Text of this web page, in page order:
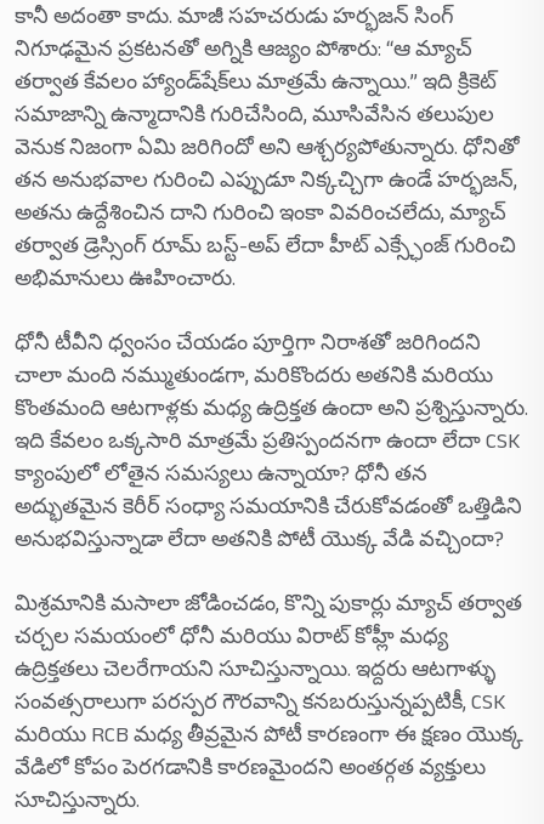
కానీ అదంతా కాదు. మాజీ సహచరుడు హర్భజన్ సింగ్
నిగూఢమైన ప్రకటనతో అగ్నికి ఆజ్యం పోశారు: “ఆ మ్యాచ్
తర్వాత కేవలం హ్యాండ్‌షేక్‌లు మాత్రమే ఉన్నాయి.” ఇది క్రికెట్
సమాజాన్ని ఉన్మాదానికి గురిచేసింది, మూసివేసిన తలుపుల
వెనుక నిజంగా ఏమి జరిగిందో అని ఆశ్చర్యపోతున్నారు. ధోనితో
తన అనుభవాల గురించి ఎప్పుడూ నిక్కచ్చిగా ఉండే హర్భజన్,
అతను ఉద్దేశించిన దాని గురించి ఇంకా వివరించలేదు, మ్యాచ్
తర్వాత డ్రెస్సింగ్ రూమ్ బస్ట్-అప్ లేదా హీట్ ఎక్స్ఛేంజ్ గురించి
అభిమానులు ఊహించారు.
ధోనీ టీవీని ధ్వంసం చేయడం పూర్తిగా నిరాశతో జరిగిందని
చాలా మంది నమ్ముతుండగా, మరికొందరు అతనికి మరియు
కొంతమంది ఆటగాళ్లకు మధ్య ఉద్రిక్తత ఉందా అని ప్రశ్నిస్తున్నారు.
ఇది కేవలం ఒక్కసారి మాత్రమే ప్రతిస్పందనగా ఉందా లేదా CSK
క్యాంపులో లోతైన సమస్యలు ఉన్నాయా? ధోనీ తన
అద్భుతమైన కెరీర్ సంధ్యా సమయానికి చేరుకోవడంతో ఒత్తిడిని
అనుభవిస్తున్నాడా లేదా అతనికి పోటీ యొక్క వేడి వచ్చిందా?
మిశ్రమానికి మసాలా జోడించడం, కొన్ని పుకార్లు మ్యాచ్ తర్వాత
చర్చల సమయంలో ధోనీ మరియు విరాట్ కోహ్లీ మధ్య
ఉద్రిక్తతలు చెలరేగాయని సూచిస్తున్నాయి. ఇద్దరు ఆటగాళ్ళు
సంవత్సరాలుగా పరస్పర గౌరవాన్ని కనబరుస్తున్నప్పటికీ, CSK
మరియు RCB మధ్య తీవ్రమైన పోటీ కారణంగా ఈ క్షణం యొక్క
వేడిలో కోపం పెరగడానికి కారణమైందని అంతర్గత వ్యక్తులు
సూచిస్తున్నారు.